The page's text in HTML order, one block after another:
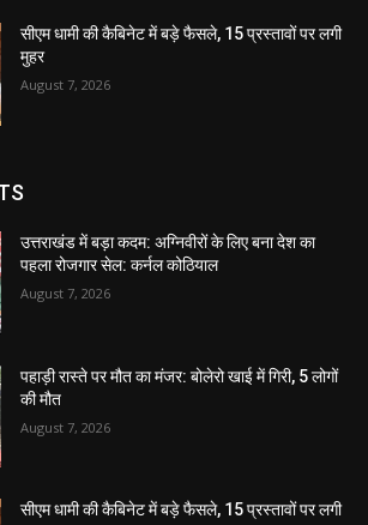
सीएम धामी की कैबिनेट में बड़े फैसले, 15 प्रस्तावों पर लगी
मुहर
August 7, 2026
उत्तराखंड में बड़ा कदम: अग्निवीरों के लिए बना देश का
पहला रोजगार सेल: कर्नल कोठियाल
August 7, 2026
पहाड़ी रास्ते पर मौत का मंजर: बोलेरो खाई में गिरी, 5 लोगों
की मौत
August 7, 2026
सीएम धामी की कैबिनेट में बड़े फैसले, 15 प्रस्तावों पर लगी